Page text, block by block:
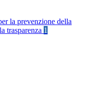
la prevenzione della
trasparenza 1